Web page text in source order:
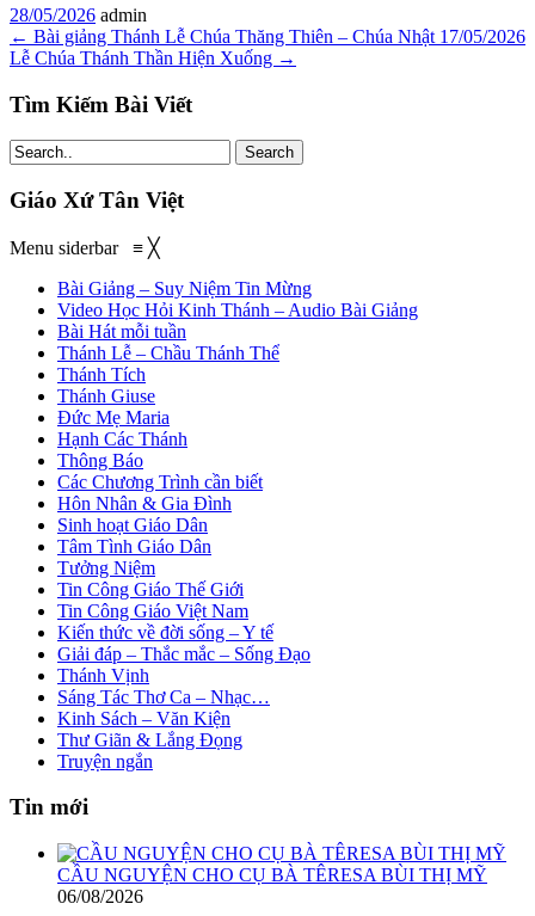
28/05/2026 admin
← Bài giảng Thánh Lễ Chúa Thăng Thiên – Chúa Nhật 17/05/2026
Lễ Chúa Thánh Thần Hiện Xuống →
Tìm Kiếm Bài Viết
Search
Giáo Xứ Tân Việt
Menu siderbar ≡ ╳
Bài Giảng – Suy Niệm Tin Mừng
Video Học Hỏi Kinh Thánh – Audio Bài Giảng
Bài Hát mỗi tuần
Thánh Lễ – Chầu Thánh Thể
Thánh Tích
Thánh Giuse
Đức Mẹ Maria
Hạnh Các Thánh
Thông Báo
Các Chương Trình cần biết
Hôn Nhân & Gia Đình
Sinh hoạt Giáo Dân
Tâm Tình Giáo Dân
Tưởng Niệm
Tin Công Giáo Thế Giới
Tin Công Giáo Việt Nam
Kiến thức về đời sống – Y tế
Giải đáp – Thắc mắc – Sống Đạo
Thánh Vịnh
Sáng Tác Thơ Ca – Nhạc…
Kinh Sách – Văn Kiện
Thư Giãn & Lắng Đọng
Truyện ngắn
Tin mới
CẦU NGUYỆN CHO CỤ BÀ TÊRESA BÙI THỊ MỸ
06/08/2026